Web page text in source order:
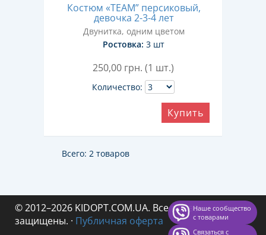
Костюм «TEAM” персиковый,
девочка 2-3-4 лет
Двунитка, одним цветом
Ростовка: 3 шт
250,00 грн. (1 шт.)
Количество:
Купить
Всего: 2 товаров
© 2012–2026 KIDOPT.COM.UA. Все права
защищены. · Публичная оферта
Наше сообщество
с товарами
Связаться с